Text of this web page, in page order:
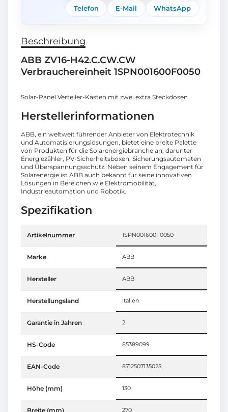
Telefon E-Mail WhatsApp
Beschreibung
ABB ZV16-H42.C.CW.CW
Verbrauchereinheit 1SPN001600F0050
Solar-Panel Verteiler-Kasten mit zwei extra Steckdosen
Herstellerinformationen
ABB, ein weltweit führender Anbieter von Elektrotechnik
und Automatisierungslösungen, bietet eine breite Palette
von Produkten für die Solarenergiebranche an, darunter
Energiezähler, PV-Sicherheitsboxen, Sicherungsautomaten
und Überspannungsschutz. Neben seinem Engagement für
Solarenergie ist ABB auch bekannt für seine innovativen
Lösungen in Bereichen wie Elektromobilität,
Industrieautomation und Robotik.
Spezifikation
Artikelnummer 1SPN001600F0050
Marke ABB
Hersteller ABB
Herstellungsland Italien
Garantie in Jahren 2
HS-Code 85389099
EAN-Code 8712507135025
Höhe (mm) 130
Breite (mm) 270